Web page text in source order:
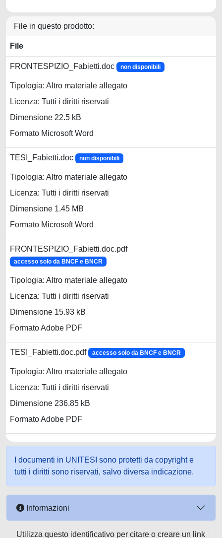
File in questo prodotto:
File
FRONTESPIZIO_Fabietti.doc non disponibili
Tipologia: Altro materiale allegato
Licenza: Tutti i diritti riservati
Dimensione 22.5 kB
Formato Microsoft Word
TESI_Fabietti.doc non disponibili
Tipologia: Altro materiale allegato
Licenza: Tutti i diritti riservati
Dimensione 1.45 MB
Formato Microsoft Word
FRONTESPIZIO_Fabietti.doc.pdf
accesso solo da BNCF e BNCR
Tipologia: Altro materiale allegato
Licenza: Tutti i diritti riservati
Dimensione 15.93 kB
Formato Adobe PDF
TESI_Fabietti.doc.pdf accesso solo da BNCF e BNCR
Tipologia: Altro materiale allegato
Licenza: Tutti i diritti riservati
Dimensione 236.85 kB
Formato Adobe PDF
I documenti in UNITESI sono protetti da copyright e
tutti i diritti sono riservati, salvo diversa indicazione.
Informazioni
Utilizza questo identificativo per citare o creare un link